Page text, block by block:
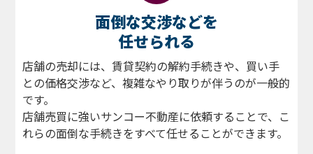
面倒な交渉などを
任せられる
店舗の売却には、賃貸契約の解約手続きや、買い手
との価格交渉など、複雑なやり取りが伴うのが一般的
です。
店舗売買に強いサンコー不動産に依頼することで、こ
れらの面倒な手続きをすべて任せることができます。